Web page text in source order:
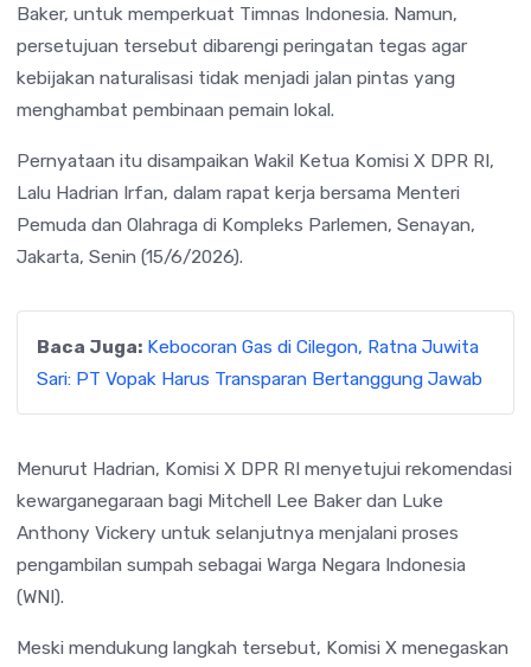
Baker, untuk memperkuat Timnas Indonesia. Namun,
persetujuan tersebut dibarengi peringatan tegas agar
kebijakan naturalisasi tidak menjadi jalan pintas yang
menghambat pembinaan pemain lokal.
Pernyataan itu disampaikan Wakil Ketua Komisi X DPR RI,
Lalu Hadrian Irfan, dalam rapat kerja bersama Menteri
Pemuda dan Olahraga di Kompleks Parlemen, Senayan,
Jakarta, Senin (15/6/2026).
Baca Juga: Kebocoran Gas di Cilegon, Ratna Juwita
Sari: PT Vopak Harus Transparan Bertanggung Jawab
Menurut Hadrian, Komisi X DPR RI menyetujui rekomendasi
kewarganegaraan bagi Mitchell Lee Baker dan Luke
Anthony Vickery untuk selanjutnya menjalani proses
pengambilan sumpah sebagai Warga Negara Indonesia
(WNI).
Meski mendukung langkah tersebut, Komisi X menegaskan